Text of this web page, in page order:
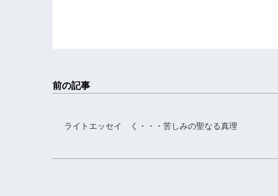
前の記事
ライトエッセイ く・・・苦しみの聖なる真理